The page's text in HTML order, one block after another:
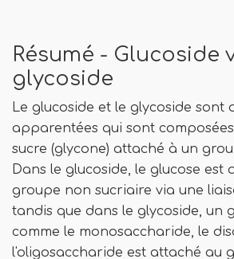
Résumé - Glucoside
glycoside
Le glucoside et le glycoside sont
apparentées qui sont
sucre (glycone) attaché à un
Dans le glucoside, le glucose est
groupe non sucriaire via une
tandis que dans le glycoside, un
comme le monosaccharide, le
l'oligosaccharide est attaché au